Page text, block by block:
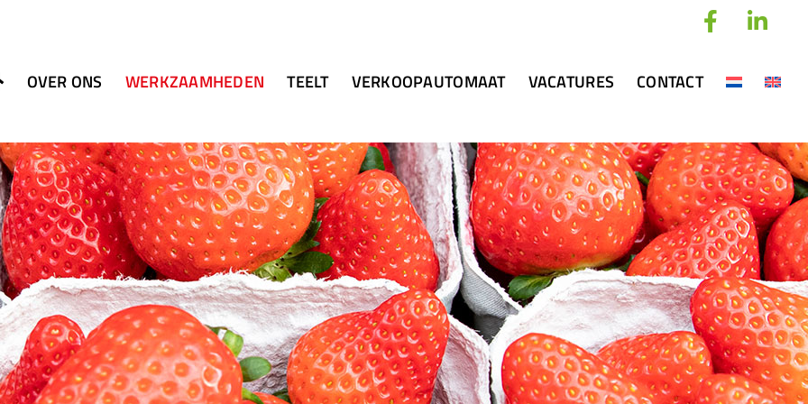
OVER ONS WERKZAAMHEDEN TEELT VERKOOPAUTOMAAT VACATURES CONTACT